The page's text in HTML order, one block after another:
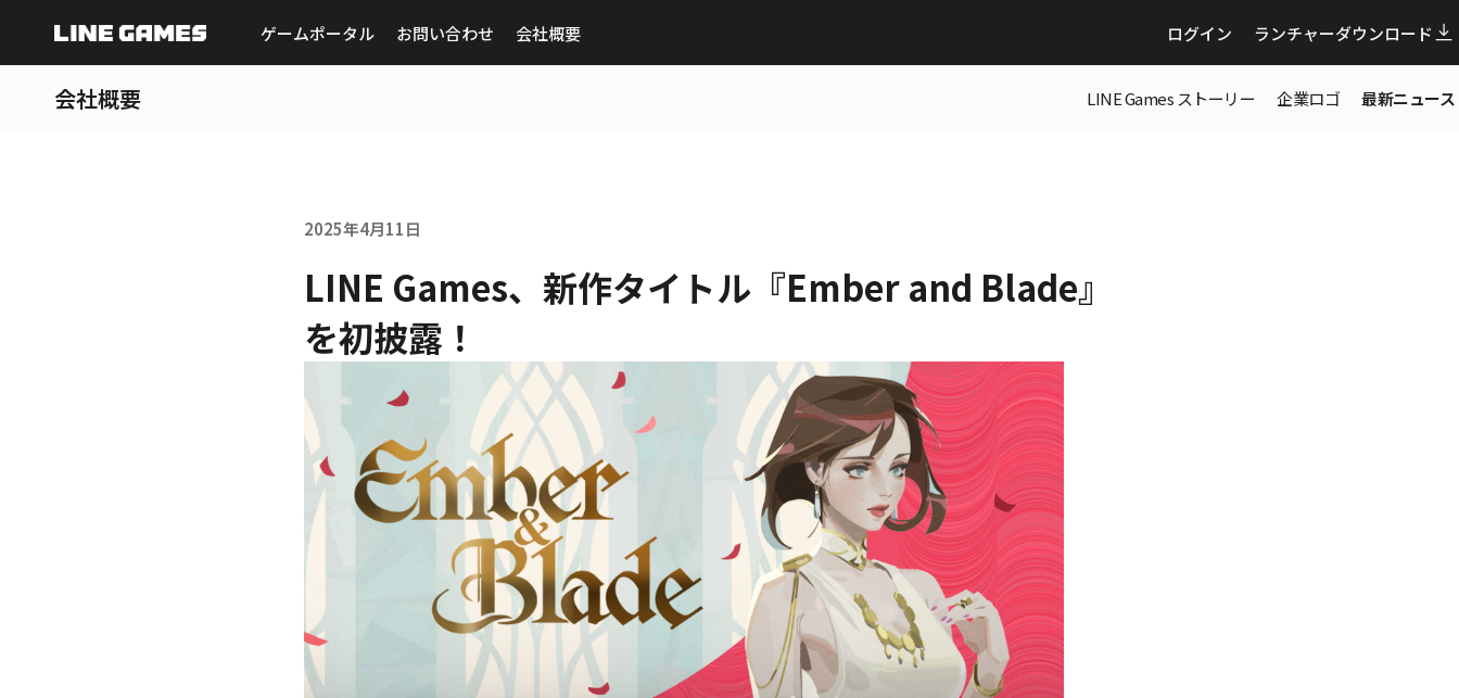
ゲームポータル お問い合わせ 会社概要 ログイン ランチャーダウンロード
会社概要 LINE Games ストーリー 企業ロゴ 最新ニュース
2025年4月11日
LINE Games、新作タイトル『Ember and Blade』
を初披露！